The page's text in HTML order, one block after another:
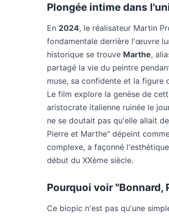
Plongée intime dans
En 2024, le réalisateur Martin
fondamentale derrière l'œuvre
historique se trouve Marthe,
partagé la vie du peintre
muse, sa confidente et la figure
Le film explore la genèse de
aristocrate italienne ruinée le
ne se doutait pas qu'elle allait
Pierre et Marthe" dépeint
complexe, a façonné
début du XXème siècle.
Pourquoi voir "Bonnard,
Ce biopic n'est pas qu'une